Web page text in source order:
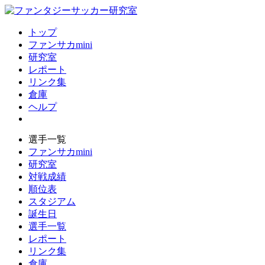
トップ
ファンサカmini
研究室
レポート
リンク集
倉庫
ヘルプ
選手一覧
ファンサカmini
研究室
対戦成績
順位表
スタジアム
誕生日
選手一覧
レポート
リンク集